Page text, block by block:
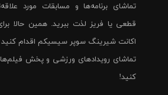
تماشای برنامه‌ها و مسابقات مورد
قطعی یا فریز لذت ببرید. همین حالا
اکانت شیرینگ سوپر سیسیکم اقدام کنید
تماشای رویدادهای ورزشی و پخش
کنید!